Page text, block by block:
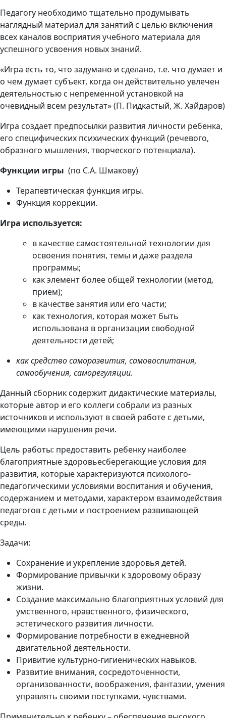
Педагогу необходимо тщательно продумывать
наглядный материал для занятий с целью включения
всех каналов восприятия учебного материала для
успешного усвоения новых знаний.
«Игра есть то, что задумано и сделано, т.е. что думает и
о чем думает субъект, когда он действительно увлечен
деятельностью с непременной установкой на
очевидный всем результат» (П. Пидкастый, Ж. Хайдаров)
Игра создает предпосылки развития личности ребенка,
его специфических психических функций (речевого,
образного мышления, творческого потенциала).
Функции игры (по С.А. Шмакову)
Терапевтическая функция игры.
Функция коррекции.
Игра используется:
в качестве самостоятельной технологии для
освоения понятия, темы и даже раздела
программы;
как элемент более общей технологии (метод,
прием);
в качестве занятия или его части;
как технология, которая может быть
использована в организации свободной
деятельности детей;
как средство саморазвития, самовоспитания,
самообучения, саморегуляции.
Данный сборник содержит дидактические материалы,
которые автор и его коллеги собрали из разных
источников и используют в своей работе с детьми,
имеющими нарушения речи.
Цель работы: предоставить ребенку наиболее
благоприятные здоровьесберегающие условия для
развития, которые характеризуются психолого-
педагогическими условиями воспитания и обучения,
содержанием и методами, характером взаимодействия
педагогов с детьми и построением развивающей
среды.
Задачи:
Сохранение и укрепление здоровья детей.
Формирование привычки к здоровому образу
жизни.
Создание максимально благоприятных условий для
умственного, нравственного, физического,
эстетического развития личности.
Формирование потребности в ежедневной
двигательной деятельности.
Привитие культурно-гигиенических навыков.
Развитие внимания, сосредоточенности,
организованности, воображения, фантазии, умения
управлять своими поступками, чувствами.